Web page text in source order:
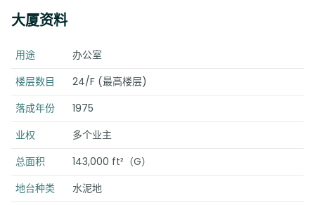
大厦资料
用途
办公室
楼层数目
24/F (最高楼层)
落成年份
1975
业权
多个业主
总面积
143,000 ft²（G）
地台种类
水泥地